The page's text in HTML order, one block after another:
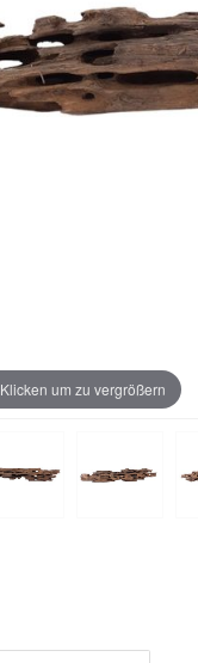
Klicken um zu vergrößern